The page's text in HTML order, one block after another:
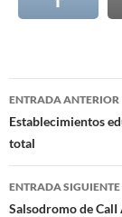
Navegación
de
entradas
ENTRADA ANTERIOR
Establecimientos
total
ENTRADA SIGUIENTE
Salsodromo de CalI